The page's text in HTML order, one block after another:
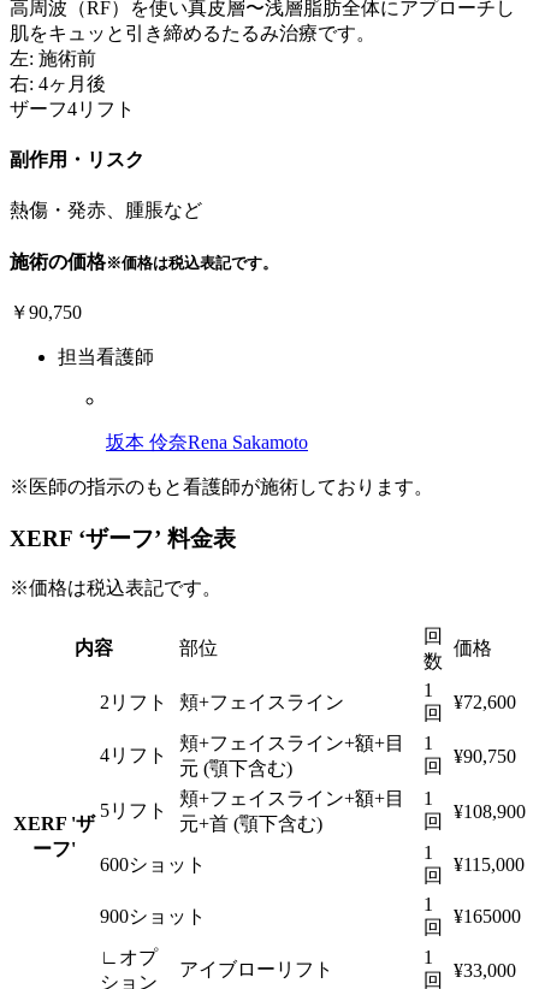
高周波（RF）を使い真皮層〜浅層脂肪全体にアプローチし
肌をキュッと引き締めるたるみ治療です。
左: 施術前
右: 4ヶ月後
ザーフ4リフト
副作用・リスク
熱傷・発赤、腫脹など
施術の価格※価格は税込表記です。
￥90,750
担当看護師
坂本 伶奈Rena Sakamoto
※医師の指示のもと看護師が施術しております。
XERF ‘ザーフ’ 料金表
※価格は税込表記です。
内容 部位
回
数
価格
XERF 'ザ
ーフ'
2リフト 頬+フェイスライン
1
回
¥72,600
4リフト
頬+フェイスライン+額+目
元 (顎下含む)
1
回
¥90,750
5リフト
頬+フェイスライン+額+目
元+首 (顎下含む)
1
回
¥108,900
600ショット
1
回
¥115,000
900ショット
1
回
¥165000
∟オプ
ション
アイブローリフト
1
回
¥33,000